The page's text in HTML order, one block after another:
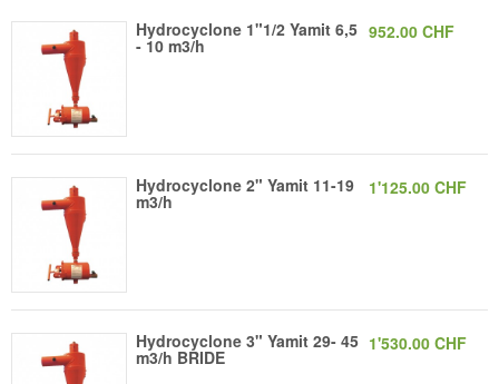
Hydrocyclone 1"1/2 Yamit 6,5
- 10 m3/h
952.00 CHF
Hydrocyclone 2" Yamit 11-19
m3/h
1'125.00 CHF
Hydrocyclone 3" Yamit 29- 45
m3/h BRIDE
1'530.00 CHF